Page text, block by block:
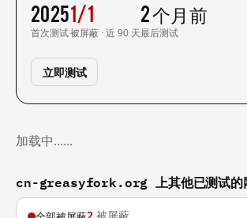
2025
首次测试
1/1
被屏蔽 · 近 90 天
2 个月前
最后测试
立即测试
加载中……
cn-greasyfork.org 上其他已测试的